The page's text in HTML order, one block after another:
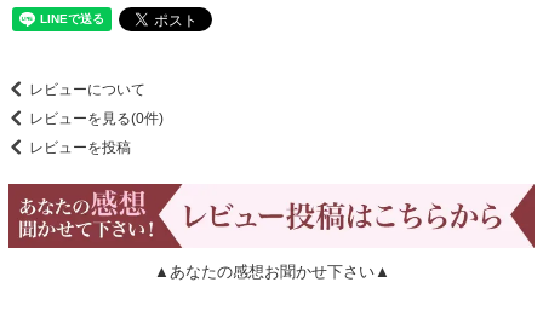
レビューについて
レビューを見る(0件)
レビューを投稿
▲あなたの感想お聞かせ下さい▲